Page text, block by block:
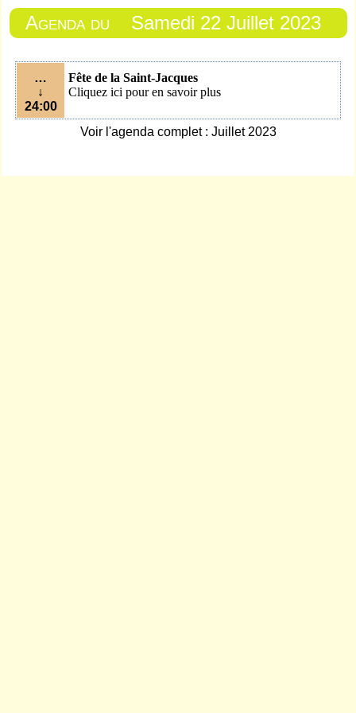
Agenda du Samedi 22 Juillet 2023
…
↓
24:00
Fête de la Saint-Jacques
Cliquez ici pour en savoir plus
Voir l'agenda complet : Juillet 2023